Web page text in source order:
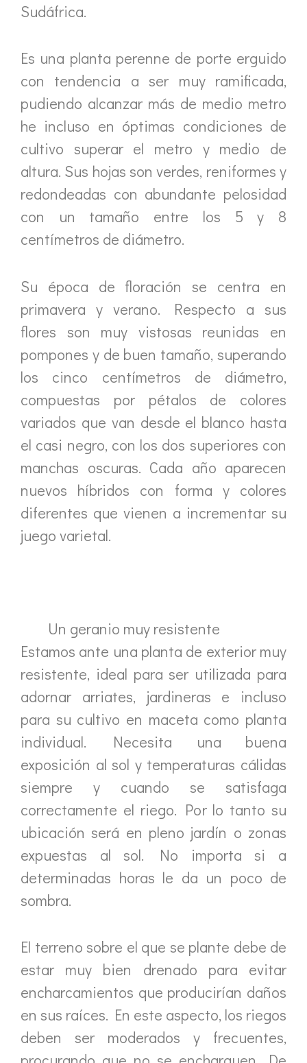
Sudáfrica.
Es una planta perenne de porte erguido
con tendencia a ser muy ramificada,
pudiendo alcanzar más de medio metro
he incluso en óptimas condiciones de
cultivo superar el metro y medio de
altura. Sus hojas son verdes, reniformes y
redondeadas con abundante pelosidad
con un tamaño entre los 5 y 8
centímetros de diámetro.
Su época de floración se centra en
primavera y verano. Respecto a sus
flores son muy vistosas reunidas en
pompones y de buen tamaño, superando
los cinco centímetros de diámetro,
compuestas por pétalos de colores
variados que van desde el blanco hasta
el casi negro, con los dos superiores con
manchas oscuras. Cada año aparecen
nuevos híbridos con forma y colores
diferentes que vienen a incrementar su
juego varietal.
Un geranio muy resistente
Estamos ante una planta de exterior muy
resistente, ideal para ser utilizada para
adornar arriates, jardineras e incluso
para su cultivo en maceta como planta
individual. Necesita una buena
exposición al sol y temperaturas cálidas
siempre y cuando se satisfaga
correctamente el riego. Por lo tanto su
ubicación será en pleno jardín o zonas
expuestas al sol. No importa si a
determinadas horas le da un poco de
sombra.
El terreno sobre el que se plante debe de
estar muy bien drenado para evitar
encharcamientos que producirían daños
en sus raíces. En este aspecto, los riegos
deben ser moderados y frecuentes,